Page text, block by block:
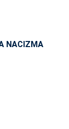
NACIZMA